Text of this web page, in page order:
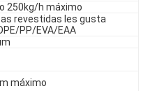
250kg/h máximo
revestidas les gusta
PP/EVA/EAA
máximo